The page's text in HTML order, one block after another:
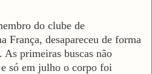
do clube de
França, desapareceu de forma
primeiras buscas não
só em julho o corpo foi